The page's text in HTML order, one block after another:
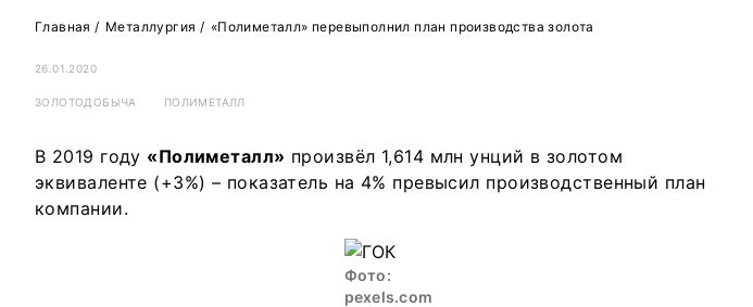
Обогащение Золото
Тренды
Главная / Металлургия / «Полиметалл» перевыполнил план производства золота
26.01.2020
ЗОЛОТОДОБЫЧА ПОЛИМЕТАЛЛ
В 2019 году «Полиметалл» произвёл 1,614 млн унций в золотом
эквиваленте (+3%) – показатель на 4% превысил производственный план
компании.
Фото:
pexels.com